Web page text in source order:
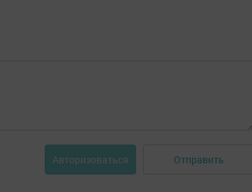
Авторизоваться Отправить